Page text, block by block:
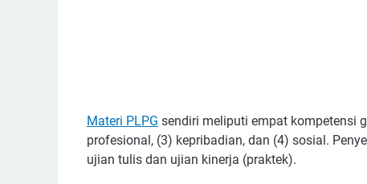
Materi PLPG sendiri meliputi empat kompetensi
profesional, (3) kepribadian, dan (4) sosial.
ujian tulis dan ujian kinerja (praktek).